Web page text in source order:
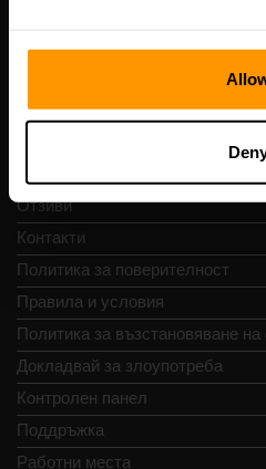
Отзиви
Контакти
Политика за поверителност
Правила и условия
Политика за възстановяване на
Докладвай за злоупотреба
Контролен панел
Поддръжка
Работни места